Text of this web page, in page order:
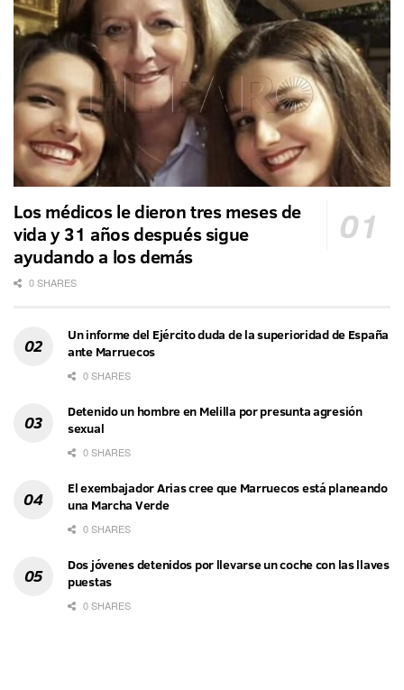
Los médicos le dieron tres meses de
vida y 31 años después sigue
ayudando a los demás
0 SHARES
Un informe del Ejército duda de la superioridad de España
ante Marruecos
0 SHARES
Detenido un hombre en Melilla por presunta agresión
sexual
0 SHARES
El exembajador Arias cree que Marruecos está planeando
una Marcha Verde
0 SHARES
Dos jóvenes detenidos por llevarse un coche con las llaves
puestas
0 SHARES